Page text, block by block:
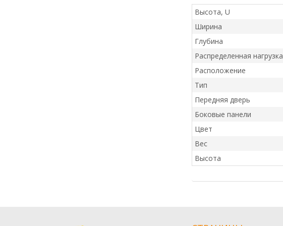
Высота, U
Ширина
Глубина
Распределенная нагрузка
Расположение
Тип
Передняя дверь
Боковые панели
Цвет
Вес
Высота